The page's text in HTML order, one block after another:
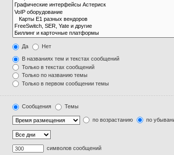
Да Нет
В названиях тем и текстах сообщений
Только в текстах сообщений
Только по названию темы
Только в первом сообщении темы
Сообщения Темы
по возрастанию по
символов сообщений